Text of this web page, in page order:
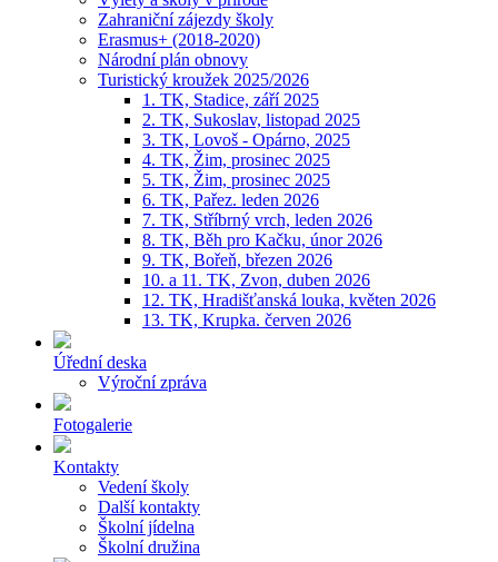
Zahraniční zájezdy školy
Erasmus+ (2018-2020)
Národní plán obnovy
Turistický kroužek 2025/2026
1. TK, Stadice, září 2025
2. TK, Sukoslav, listopad 2025
3. TK, Lovoš - Opárno, 2025
4. TK, Žim, prosinec 2025
5. TK, Žim, prosinec 2025
6. TK, Pařez. leden 2026
7. TK, Stříbrný vrch, leden 2026
8. TK, Běh pro Kačku, únor 2026
9. TK, Bořeň, březen 2026
10. a 11. TK, Zvon, duben 2026
12. TK, Hradišťanská louka, květen 2026
13. TK, Krupka. červen 2026
Úřední deska
Výroční zpráva
Fotogalerie
Kontakty
Vedení školy
Další kontakty
Školní jídelna
Školní družina